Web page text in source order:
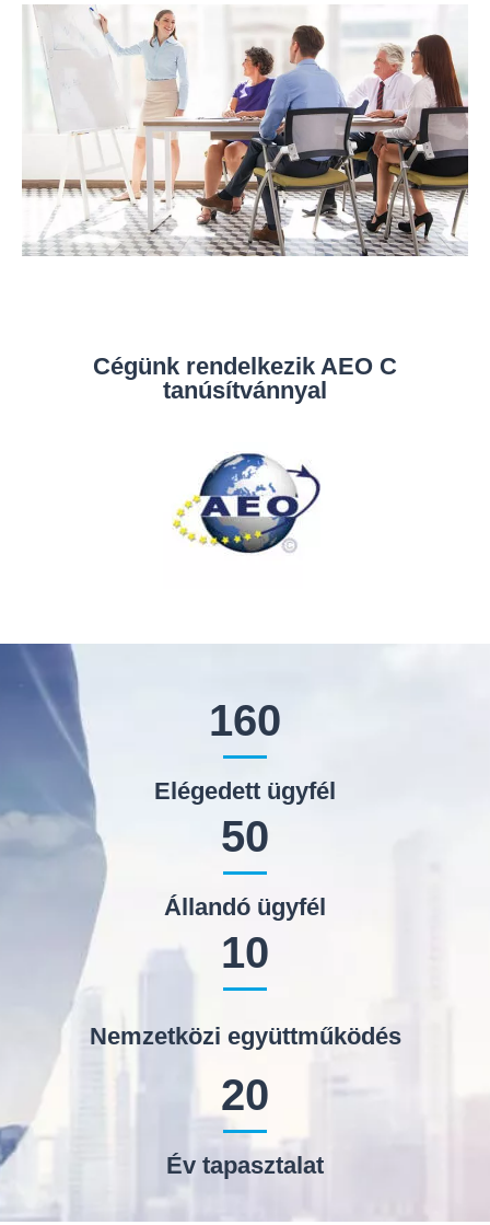
Cégünk rendelkezik AEO C
tanúsítvánnyal
160
Elégedett ügyfél
50
Állandó ügyfél
10
Nemzetközi együttműködés
20
Év tapasztalat